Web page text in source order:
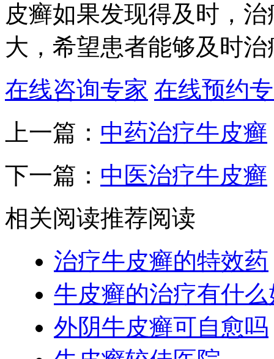
皮癣如果发现得及时，
大，希望患者能够及时治
在线咨询专家 在线预约
上一篇： 中药治疗牛皮癣
下一篇： 中医治疗牛皮癣
相关阅读推荐阅读
治疗牛皮癣的特效药
牛皮癣的治疗有什
外阴牛皮癣可自愈吗